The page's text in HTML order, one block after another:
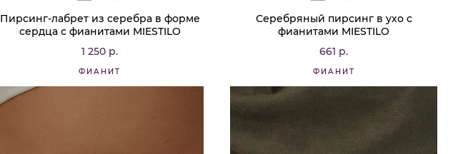
Пирсинг-лабрет из серебра в форме
сердца с фианитами MIESTILO
1 250 р.
ФИАНИТ
Серебряный пирсинг в ухо с
фианитами MIESTILO
661 р.
ФИАНИТ